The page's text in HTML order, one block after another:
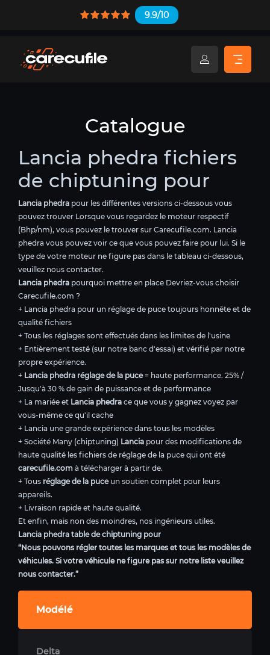
9.9/10
Catalogue
Lancia phedra fichiers
de chiptuning pour
Lancia phedra pour les différentes versions ci-dessous vous
pouvez trouver Lorsque vous regardez le moteur respectif
(Bhp/nm), vous pouvez le trouver sur Carecufile.com. Lancia
phedra vous pouvez voir ce que vous pouvez faire pour lui. Si le
type de votre moteur ne figure pas dans le tableau ci-dessous,
veuillez nous contacter.
Lancia phedra pourquoi mettre en place Devriez-vous choisir
Carecufile.com ?
+ Lancia phedra pour un réglage de puce toujours honnête et de
qualité fichiers
+ Tous les réglages sont effectués dans les limites de l'usine
+ Entièrement testé (sur notre banc d'essai) et vérifié par notre
propre expérience.
+ Lancia phedra réglage de la puce= haute performance. 25% /
Jusqu'à 30 % de gain de puissance et de performance
+ La mariée et Lancia phedra ce que vous y gagnez voyez par
vous-même ce qu'il cache
+ Lancia une grande expérience dans tous les modèles
+ Société Many (chiptuning) Lancia pour des modifications de
haute qualité les fichiers de réglage de la puce qui ont été
carecufile.com à télécharger à partir de.
+ Tous réglage de la puceun soutien complet pour leurs
appareils.
+ Livraison rapide et haute qualité.
Et enfin, mais non des moindres, nos ingénieurs utiles.
Lancia phedra table de chiptuning pour
“Nous pouvons régler toutes les marques et tous les modèles de
véhicules. Si votre véhicule ne figure pas sur notre liste veuillez
nous contacter.”
Modélé
Delta